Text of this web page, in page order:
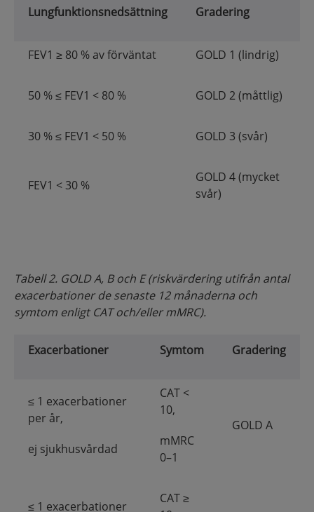
Lungfunktionsnedsättning Gradering
FEV1 ≥ 80 % av förväntat GOLD 1 (lindrig)
50 % ≤ FEV1 < 80 % GOLD 2 (måttlig)
30 % ≤ FEV1 < 50 % GOLD 3 (svår)
FEV1 < 30 %
GOLD 4 (mycket
svår)
Tabell 2. GOLD A, B och E (riskvärdering utifrån antal
exacerbationer de senaste 12 månaderna och
symtom enligt CAT och/eller mMRC).
Exacerbationer Symtom Gradering
≤ 1 exacerbationer
per år,
ej sjukhusvårdad
CAT <
10,
mMRC
0–1
GOLD A
≤ 1 exacerbationer
CAT ≥